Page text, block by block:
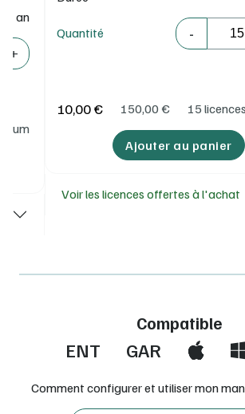
1 an
+
Quantité -
Quantité
10,00 € 150,00 € 15
Ajouter au panier
Voir les licences offertes à l'achat
Compatible
ENT GAR
Comment configurer et utiliser mon